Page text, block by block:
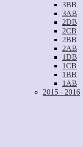
3BB
3AB
2DB
2CB
2BB
2AB
1DB
1CB
1BB
1AB
2015 - 2016